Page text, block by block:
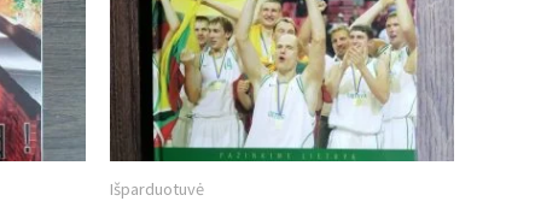
Išparduotuvė